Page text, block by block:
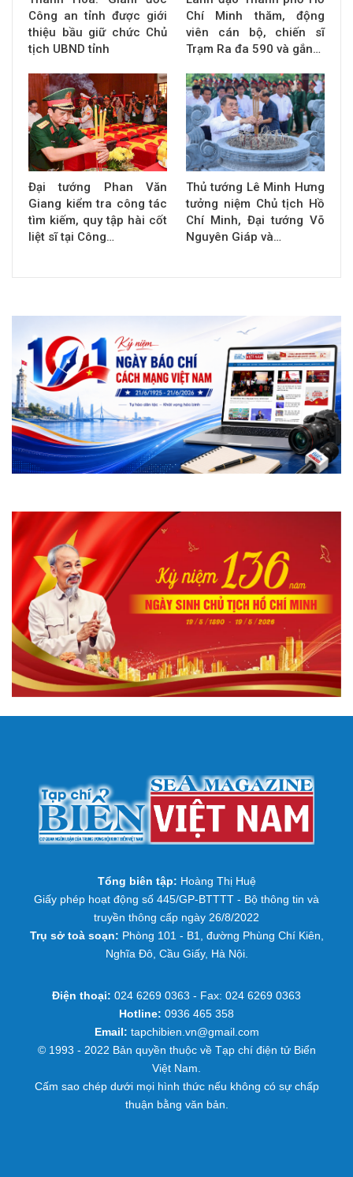
Công an tỉnh được giới
thiệu bầu giữ chức Chủ
tịch UBND tỉnh
Chí Minh thăm, động
viên cán bộ, chiến sĩ
Trạm Ra đa 590 và gắn…
Đại tướng Phan Văn
Giang kiểm tra công tác
tìm kiếm, quy tập hài cốt
liệt sĩ tại Công…
Thủ tướng Lê Minh Hưng
tưởng niệm Chủ tịch Hồ
Chí Minh, Đại tướng Võ
Nguyên Giáp và…
Tổng biên tập: Hoàng Thị Huệ
Giấy phép hoạt động số 445/GP-BTTTT - Bộ thông tin và
truyền thông cấp ngày 26/8/2022
Trụ sở toà soạn: Phòng 101 - B1, đường Phùng Chí Kiên,
Nghĩa Đô, Cầu Giấy, Hà Nội.
Điện thoại: 024 6269 0363 - Fax: 024 6269 0363
Hotline: 0936 465 358
Email: tapchibien.vn@gmail.com
© 1993 - 2022 Bản quyền thuộc về Tạp chí điện tử Biển
Việt Nam.
Cấm sao chép dưới mọi hình thức nếu không có sự chấp
thuận bằng văn bản.